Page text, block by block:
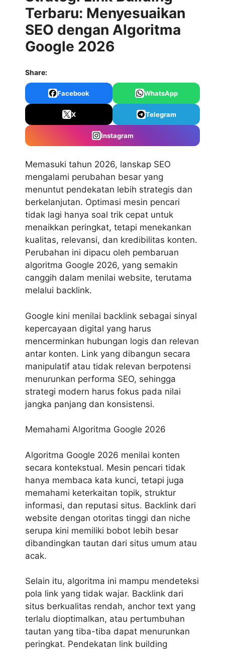
Terbaru: Menyesuaikan
SEO dengan Algoritma
Google 2026
Share:
Facebook WhatsApp
X Telegram
Instagram
Memasuki tahun 2026, lanskap SEO
mengalami perubahan besar yang
menuntut pendekatan lebih strategis dan
berkelanjutan. Optimasi mesin pencari
tidak lagi hanya soal trik cepat untuk
menaikkan peringkat, tetapi menekankan
kualitas, relevansi, dan kredibilitas konten.
Perubahan ini dipacu oleh pembaruan
algoritma Google 2026, yang semakin
canggih dalam menilai website, terutama
melalui backlink.
Google kini menilai backlink sebagai sinyal
kepercayaan digital yang harus
mencerminkan hubungan logis dan relevan
antar konten. Link yang dibangun secara
manipulatif atau tidak relevan berpotensi
menurunkan performa SEO, sehingga
strategi modern harus fokus pada nilai
jangka panjang dan konsistensi.
Memahami Algoritma Google 2026
Algoritma Google 2026 menilai konten
secara kontekstual. Mesin pencari tidak
hanya membaca kata kunci, tetapi juga
memahami keterkaitan topik, struktur
informasi, dan reputasi situs. Backlink dari
website dengan otoritas tinggi dan niche
serupa kini memiliki bobot lebih besar
dibandingkan tautan dari situs umum atau
acak.
Selain itu, algoritma ini mampu mendeteksi
pola link yang tidak wajar. Backlink dari
situs berkualitas rendah, anchor text yang
terlalu dioptimalkan, atau pertumbuhan
tautan yang tiba-tiba dapat menurunkan
peringkat. Pendekatan link building